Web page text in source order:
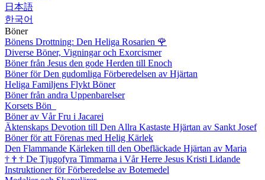
日本語
한국어
Böner
Bönens Drottning: Den Heliga Rosarien 🌹
Diverse Böner, Vigningar och Exorcismer
Böner från Jesus den gode Herden till Enoch
Böner för Den gudomliga Förberedelsen av Hjärtan
Heliga Familjens Flykt Böner
Böner från andra Uppenbarelser
Korsets Bön
Böner av Vår Fru i Jacarei
Äktenskaps Devotion till Den Allra Kastaste Hjärtan av Sankt Josef
Böner för att Förenas med Helig Kärlek
Den Flammande Kärleken till den Obefläckade Hjärtan av Maria
† † † De Tjugofyra Timmarna i Vår Herre Jesus Kristi Lidande
Instruktioner för Förberedelse av Botemedel